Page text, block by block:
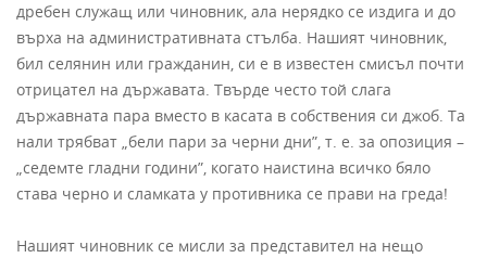
дребен служащ или чиновник, ала нерядко се издига и до
върха на административната стълба. Нашият чиновник,
бил селянин или гражданин, си е в известен смисъл почти
отрицател на държавата. Твърде често той слага
държавната пара вместо в касата в собствения си джоб. Та
нали трябват „бели пари за черни дни”, т. е. за опозиция –
„седемте гладни години”, когато наистина всичко бяло
става черно и сламката у противника се прави на греда!
Нашият чиновник се мисли за представител на нещо